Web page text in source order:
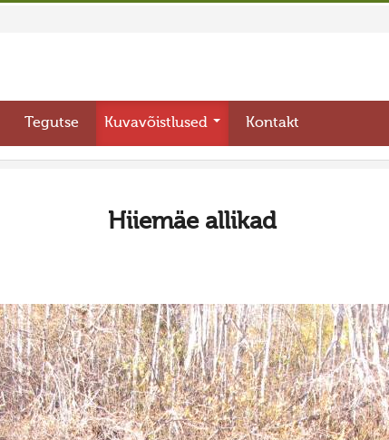
Tegutse Kuvavõistlused Kontakt
Hiiemäe allikad